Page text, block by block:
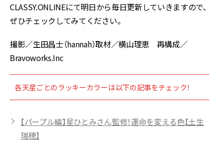
CLASSY.ONLINEにて明日から毎日更新していきますので、
ぜひチェックしてみてください。
撮影／生田昌士（hannah）取材／横山理恵 再構成／
Bravoworks.Inc
各天星ごとのラッキーカラーは以下の記事をチェック！
【パープル編】星ひとみさん監修！運命を変える色【土生
瑞穂】